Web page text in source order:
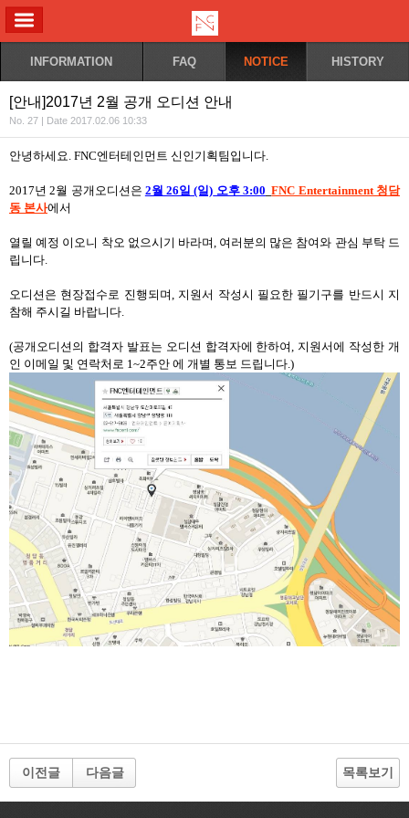
INFORMATION FAQ NOTICE HISTORY
[안내]2017년 2월 공개 오디션 안내
No. 27 | Date 2017.02.06 10:33
안녕하세요. FNC엔터테인먼트 신인기획팀입니다.
2017년 2월 공개오디션은 2월 26일 (일) 오후 3:00 FNC Entertainment 청담
동 본사에서
열릴 예정 이오니 착오 없으시기 바라며, 여러분의 많은 참여와 관심 부탁 드
립니다.
오디션은 현장접수로 진행되며, 지원서 작성시 필요한 필기구를 반드시 지
참해 주시길 바랍니다.
(공개오디션의 합격자 발표는 오디션 합격자에 한하여, 지원서에 작성한 개
인 이메일 및 연락처로 1~2주안 에 개별 통보 드립니다.)
이전글 다음글 목록보기